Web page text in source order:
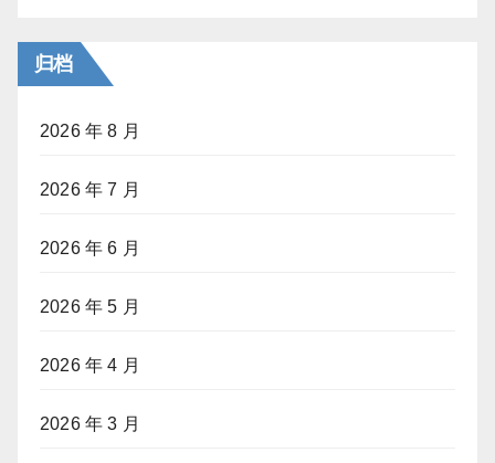
归档
2026 年 8 月
2026 年 7 月
2026 年 6 月
2026 年 5 月
2026 年 4 月
2026 年 3 月